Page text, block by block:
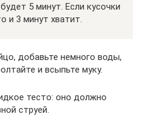
5 минут. Если кусочки
и 3 минут хватит.
добавьте немного воды,
и всыпьте муку.
тесто: оно должно
струей.